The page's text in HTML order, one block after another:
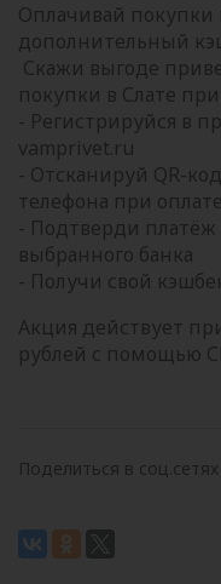
Оплачивай покупки
дополнительный
Скажи выгоде
покупки в Слате
- Регистрируйся в
vamprivet.ru
- Отсканируй QR-
телефона при
- Подтверди
выбранного банка
- Получи свой
Акция действует
рублей с помощью
Поделиться в соц.сетях